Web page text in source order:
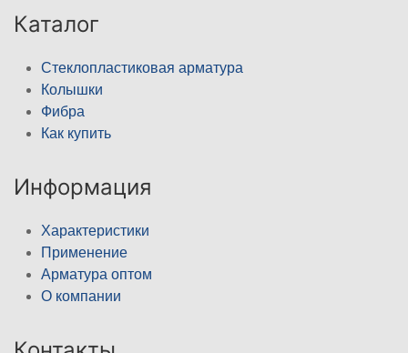
Каталог
Стеклопластиковая арматура
Колышки
Фибра
Как купить
Информация
Характеристики
Применение
Арматура оптом
О компании